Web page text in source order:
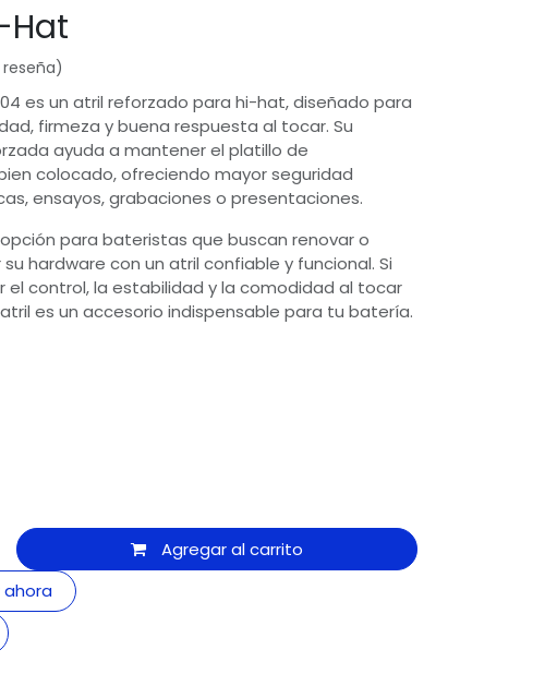
Hat
es un atril reforzado para hi-hat, diseñado para
firmeza y buena respuesta al tocar. Su
ayuda a mantener el platillo de
colocado, ofreciendo mayor seguridad
ensayos, grabaciones o presentaciones.
para bateristas que buscan renovar o
hardware con un atril confiable y funcional. Si
el control, la estabilidad y la comodidad al tocar
es un accesorio indispensable para tu batería.
Agregar al carrito